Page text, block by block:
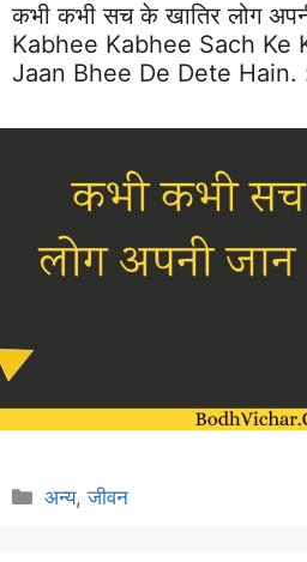
कभी कभी सच के खातिर लोग
Kabhee Kabhee Sach Ke
Jaan Bhee De Dete Hain.
Categories
अन्य,जीवन